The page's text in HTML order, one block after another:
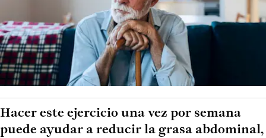
Hacer este ejercicio una vez por semana
puede ayudar a reducir la grasa abdominal,